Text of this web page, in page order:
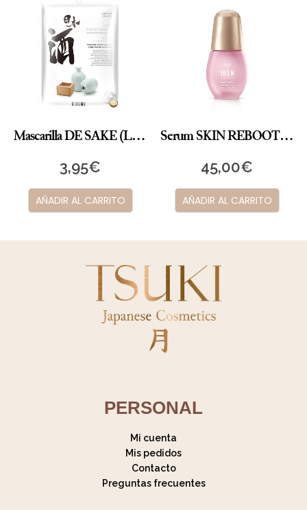
Mascarilla DE SAKE (Licor de arroz japonés)
3,95€
AÑADIR AL CARRITO
Serum SKIN REBOOT IREN SHIZEN
45,00€
AÑADIR AL CARRITO
PERSONAL
Mi cuenta
Mis pedidos
Contacto
Preguntas frecuentes